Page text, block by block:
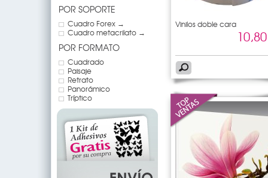
POR SOPORTE
Cuadro Forex →
Cuadro metacrilato →
POR FORMATO
Cuadrado
Paisaje
Retrato
Panorámico
Tríptico
Vinilos doble cara